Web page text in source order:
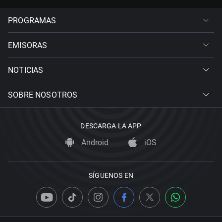
PROGRAMAS
EMISORAS
NOTICIAS
SOBRE NOSOTROS
DESCARGA LA APP
Android iOS
SÍGUENOS EN